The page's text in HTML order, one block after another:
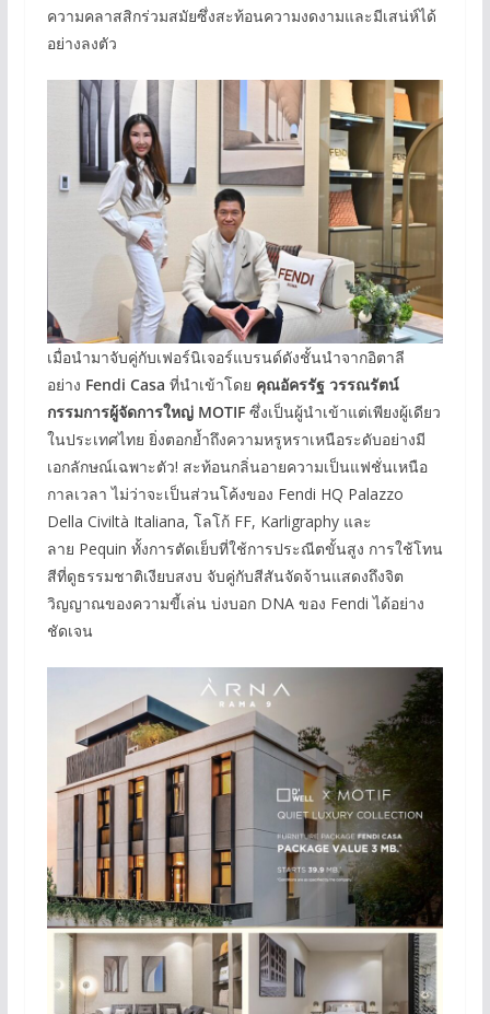
ความคลาสสิกร่วมสมัยซึ่งสะท้อนความงดงามและมีเสน่ห์ได้
อย่างลงตัว
เมื่อนำมาจับคู่กับเฟอร์นิเจอร์แบรนด์ดังชั้นนำจากอิตาลี
อย่าง Fendi Casa ที่นำเข้าโดย คุณอัครรัฐ วรรณรัตน์
กรรมการผู้จัดการใหญ่ MOTIFซึ่งเป็นผู้นำเข้าแต่เพียงผู้เดียว
ในประเทศไทย ยิ่งตอกย้ำถึงความหรูหราเหนือระดับอย่างมี
เอกลักษณ์เฉพาะตัว! สะท้อนกลิ่นอายความเป็นแฟชั่นเหนือ
กาลเวลา ไม่ว่าจะเป็นส่วนโค้งของ Fendi HQ Palazzo
Della Civiltà Italiana, โลโก้ FF, Karligraphy และ
ลาย Pequin ทั้งการตัดเย็บที่ใช้การประณีตขั้นสูง การใช้โทน
สีที่ดูธรรมชาติเงียบสงบ จับคู่กับสีสันจัดจ้านแสดงถึงจิต
วิญญาณของความขี้เล่น บ่งบอก DNA ของ Fendi ได้อย่าง
ชัดเจน